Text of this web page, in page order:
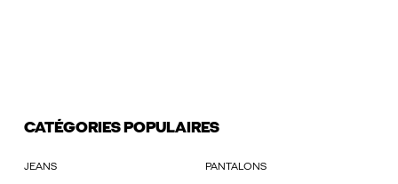
CATÉGORIES POPULAIRES
JEANS PANTALONS